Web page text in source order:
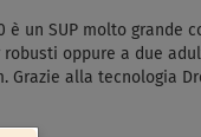
è un SUP molto
robusti oppure a due
Grazie alla tecnologia